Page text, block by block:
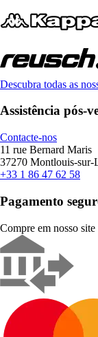
Descubra todas as
Assistência pós-
Contacte-nos
11 rue Bernard Maris
37270 Montlouis-sur-
+33 1 86 47 62 58
Pagamento
Compre em nosso